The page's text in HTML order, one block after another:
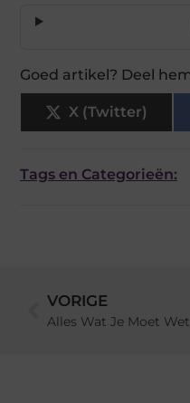
Goed artikel? Deel
X (Twitter)
Tags en Categorieën:
VORIGE
Alles Wat Je Moet